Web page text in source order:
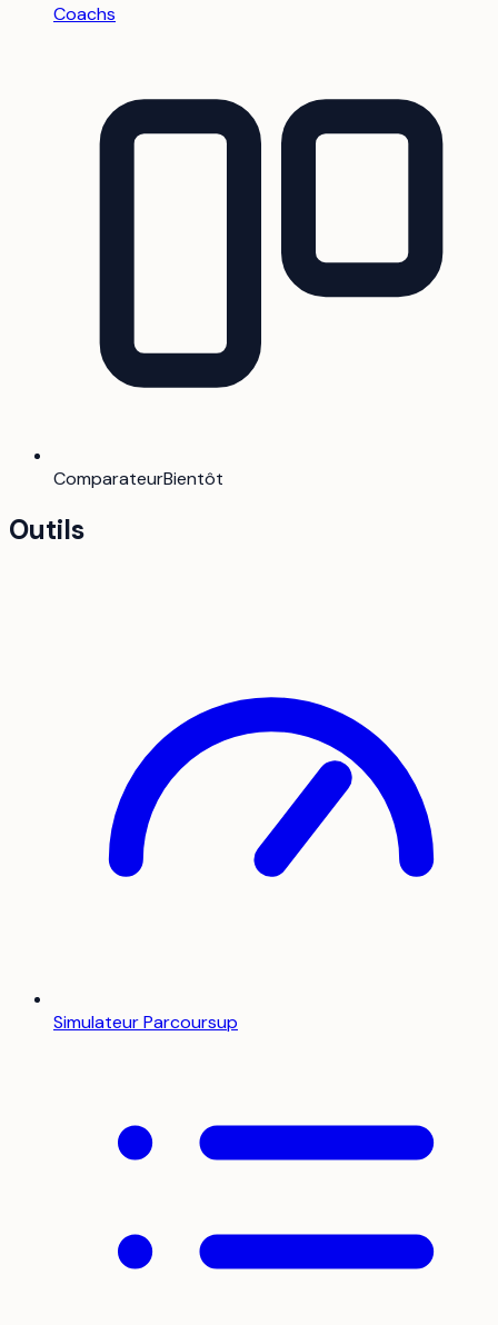
Coachs
ComparateurBientôt
Outils
Simulateur Parcoursup